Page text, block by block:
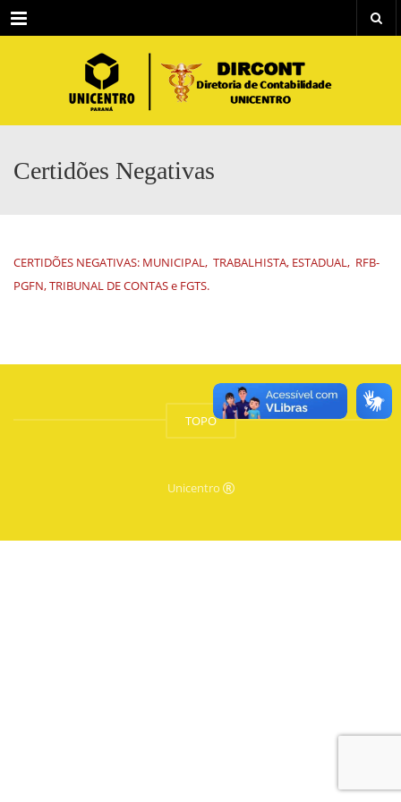
Menu
Certidões Negativas
CERTIDÕES NEGATIVAS: MUNICIPAL, TRABALHISTA, ESTADUAL, RFB-
PGFN, TRIBUNAL DE CONTAS e FGTS.
TOPO
Unicentro